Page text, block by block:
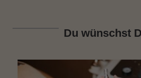
Du wünschst